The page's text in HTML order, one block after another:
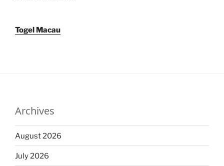
Togel Macau
Archives
August 2026
July 2026